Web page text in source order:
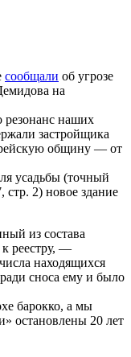
сообщали об угрозе
на
резонанс наших
застройщика
общину — от
усадьбы (точный
2) новое здание
из состава
к реестру, —
находящихся
сноса ему и было
барокко, а мы
остановлены 20 лет